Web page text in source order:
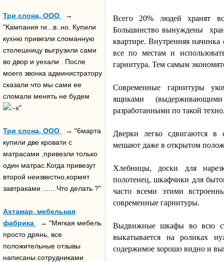
Три слона, ООО
→
"Кампания ги...в..но. Купили
кухню привезли сломанную
столешницу выгрузили сами
во двор и уехали . После
моего звонка администратору
сказали что мы сами ее
сломали менять не будем
"
Три слона, ООО
→ "6марта
купили две кровати с
матрасами ,привезли только
один матрас.Когда привезут
второй неизвестно,кормят
завтраками .......Что делать ?"
Ахтамар, мебельная
фабрика
→ "Мягкая мебель
просто дрянь, все
положительные отзывы
написаны сотрудниками
Всего 20% людей хранят
Большинство вынуждены
квартире. Внутренняя начинка
все по местам и
гарнитура. Тем самым
Современные гарнитуры
ящиками
разработанными по такой
Дверки легко сдвигаются в
мешают даже в открытом
Хлебницы, доски для
полотенец, шкафчики для
часто всеми этими
современные гарнитуры.
Выдвижные шкафы во всю
выкатывается на роликах
содержимое хорошо видно и